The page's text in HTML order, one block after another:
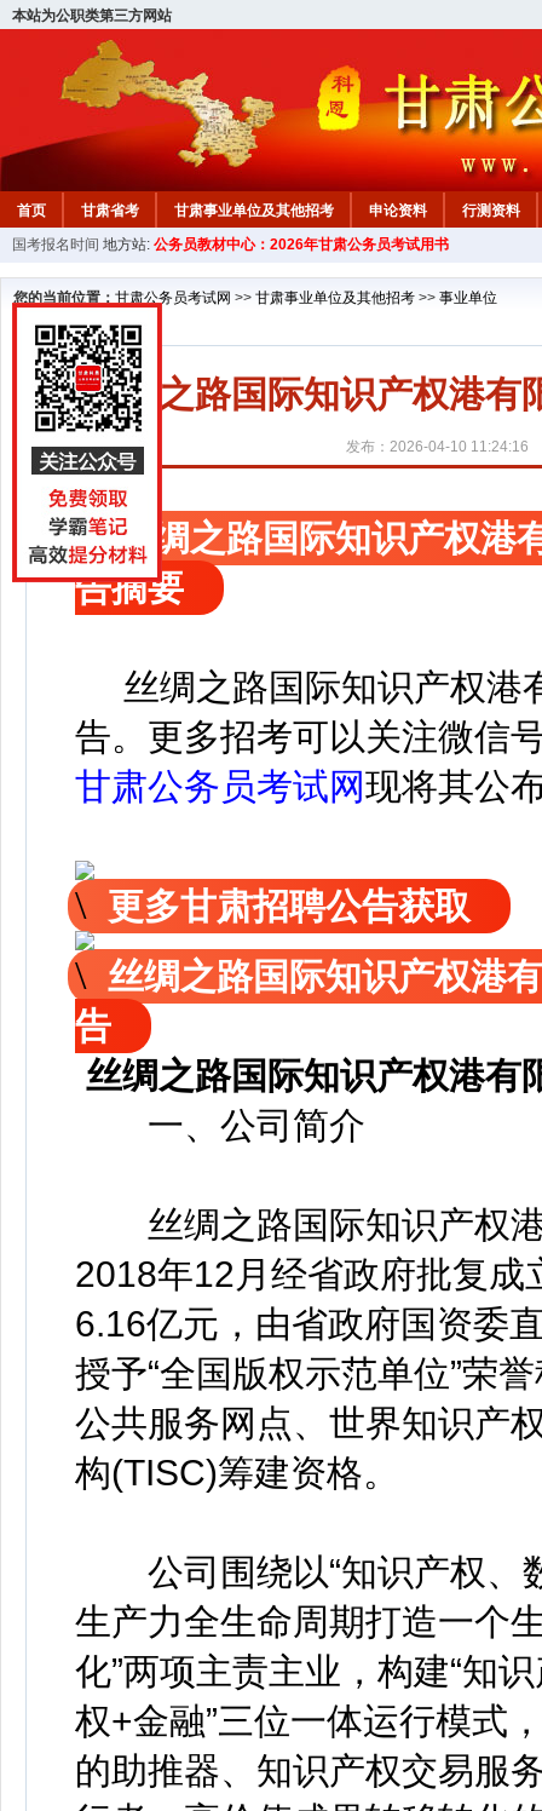
本站为公职类第三方网站
首页 甘肃省考 甘肃事业单位及其他招考 申论资料
行测资料
国考报名时间 地方站: 公务员教材中心：2026年甘肃公务员考试用书
您的当前位置： 甘肃公务员考试网 >> 甘肃事业单位及其他招考 >> 事业单位
丝绸之路国际知识产权港有
发布：2026-04-10 11:24:16
丝绸之路国际知识产权港
告摘要
丝绸之路国际知识产权港
告。 更多招考可以关注微信
甘肃公务员考试网现将其公
更多甘肃招聘公告获取
丝绸之路国际知识产权港
告
丝绸之路国际知识产权港有
一、公司简介
丝绸之路国际知识产权港
2018年12月经省政府批复
6.16亿元，由省政府国资委
授予“全国版权示范单位”荣
公共服务网点、世界知识产
构(TISC)筹建资格。
公司围绕以“知识产权、
生产力全生命周期打造一个
化”两项主责主业，构建“知
权+金融”三位一体运行模式
的助推器、知识产权交易服